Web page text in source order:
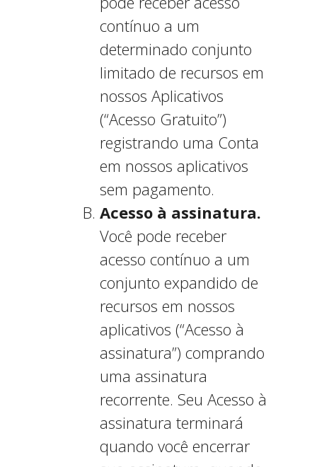
contínuo a um
determinado conjunto
limitado de recursos em
nossos Aplicativos
(“Acesso Gratuito”)
registrando uma Conta
em nossos aplicativos
sem pagamento.
Acesso à assinatura.
Você pode receber
acesso contínuo a um
conjunto expandido de
recursos em nossos
aplicativos (“Acesso à
assinatura”) comprando
uma assinatura
recorrente. Seu Acesso à
assinatura terminará
quando você encerrar